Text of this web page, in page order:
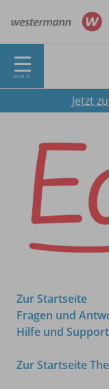
MENÜ
Jetzt
Zur Startseite
Fragen und
Hilfe und Support
Zur Startseite